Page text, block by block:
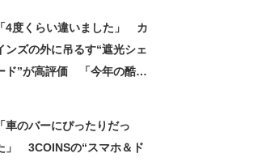
「4度くらい違いました」 カ
ンズの外に吊るす“遮光シェ
ド”が高評価 「今年の酷暑
「車のバーにぴったりだっ
」 3COINSの“スマホ＆ド